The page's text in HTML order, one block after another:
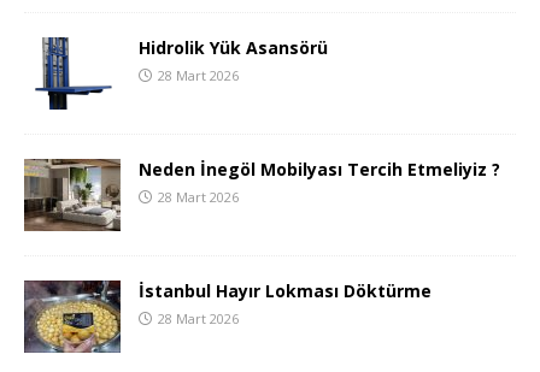
Hidrolik Yük Asansörü
28 Mart 2026
Neden İnegöl Mobilyası Tercih Etmeliyiz ?
28 Mart 2026
İstanbul Hayır Lokması Döktürme
28 Mart 2026